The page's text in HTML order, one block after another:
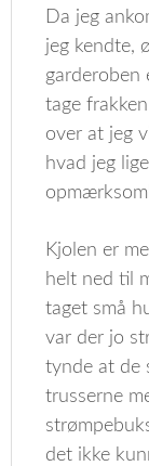
Da jeg
jeg kendte,
garderoben
tage
over at jeg
hvad jeg
Kjolen er
helt ned til
taget små
var der jo
tynde at de
trusserne
det ikke